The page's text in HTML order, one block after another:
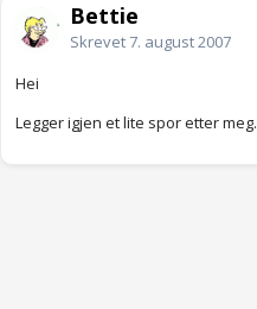
Bettie
Skrevet7. august 2007
Hei
Legger igjen et lite spor etter meg.